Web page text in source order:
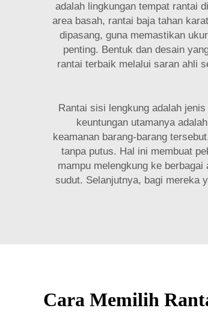
adalah lingkungan tempat rantai
area basah, rantai baja tahan
dipasang, guna memastikan
penting. Bentuk dan desain
rantai terbaik melalui saran ahli
Rantai sisi lengkung adalah
keuntungan utamanya
keamanan barang-barang
tanpa putus. Hal ini membuat
mampu melengkung ke
sudut. Selanjutnya, bagi mereka
Cara Memilih